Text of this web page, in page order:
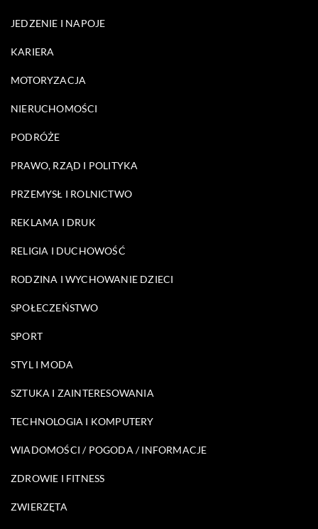
JEDZENIE I NAPOJE
KARIERA
MOTORYZACJA
NIERUCHOMOŚCI
PODRÓŻE
PRAWO, RZĄD I POLITYKA
PRZEMYSŁ I ROLNICTWO
REKLAMA I DRUK
RELIGIA I DUCHOWOŚĆ
RODZINA I WYCHOWANIE DZIECI
SPOŁECZEŃSTWO
SPORT
STYL I MODA
SZTUKA I ZAINTERESOWANIA
TECHNOLOGIA I KOMPUTERY
WIADOMOŚCI / POGODA / INFORMACJE
ZDROWIE I FITNESS
ZWIERZĘTA